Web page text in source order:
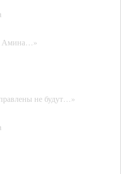
Амина…»
не будут…»